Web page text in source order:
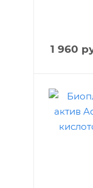
1 960